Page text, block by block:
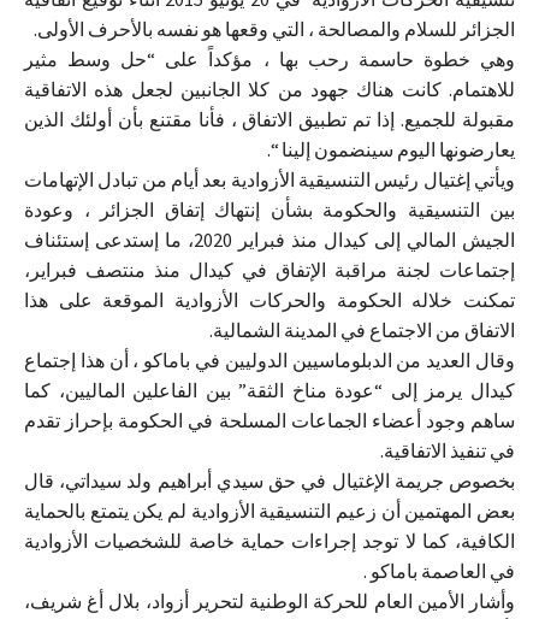
الجزائر للسلام والمصالحة ، التي وقعها هو نفسه بالأحرف الأولى.
وهي خطوة حاسمة رحب بها ، مؤكداً على “حل وسط مثير
للاهتمام. كانت هناك جهود من كلا الجانبين لجعل هذه الاتفاقية
مقبولة للجميع. إذا تم تطبيق الاتفاق ، فأنا مقتنع بأن أولئك الذين
يعارضونها اليوم سينضمون إلينا “.
ويأتي إغتيال رئيس التنسيقية الأزوادية بعد أيام من تبادل الإتهامات
بين التنسيقية والحكومة بشأن إنتهاك إتفاق الجزائر ، وعودة
الجيش المالي إلى كيدال منذ فبراير 2020، ما إستدعى إستئناف
إجتماعات لجنة مراقبة الإتفاق في كيدال منذ منتصف فبراير،
تمكنت خلاله الحكومة والحركات الأزوادية الموقعة على هذا
الاتفاق من الاجتماع في المدينة الشمالية.
وقال العديد من الدبلوماسيين الدوليين في باماكو ، أن هذا إجتماع
كيدال يرمز إلى “عودة مناخ الثقة” بين الفاعلين الماليين، كما
ساهم وجود أعضاء الجماعات المسلحة في الحكومة بإحراز تقدم
في تنفيذ الاتفاقية.
بخصوص جريمة الإغتيال في حق سيدي أبراهيم ولد سيداتي، قال
بعض المهتمين أن زعيم التنسيقية الأزوادية لم يكن يتمتع بالحماية
الكافية، كما لا توجد إجراءات حماية خاصة للشخصيات الأزوادية
في العاصمة باماكو .
وأشار الأمين العام للحركة الوطنية لتحرير أزواد، بلال أغ شريف،